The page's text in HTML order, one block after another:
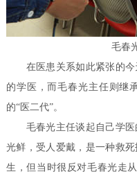
毛春光
在医患关系如此紧张的今
的学医，而毛春光主任则继
的“医二代”。
毛春光主任谈起自己学医
光鲜，受人爱戴，是一种救
生，但当时很反对毛春光走